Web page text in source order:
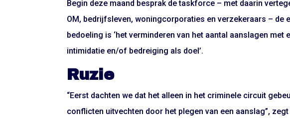
Begin deze maand besprak de taskforce – met daarin
OM, bedrijfsleven, woningcorporaties en verzekeraars – de
bedoeling is ‘het verminderen van het aantal aanslagen
intimidatie en/of bedreiging als doel’.
Ruzie
“Eerst dachten we dat het alleen in het criminele circuit
conflicten uitvechten door het plegen van een aanslag”,